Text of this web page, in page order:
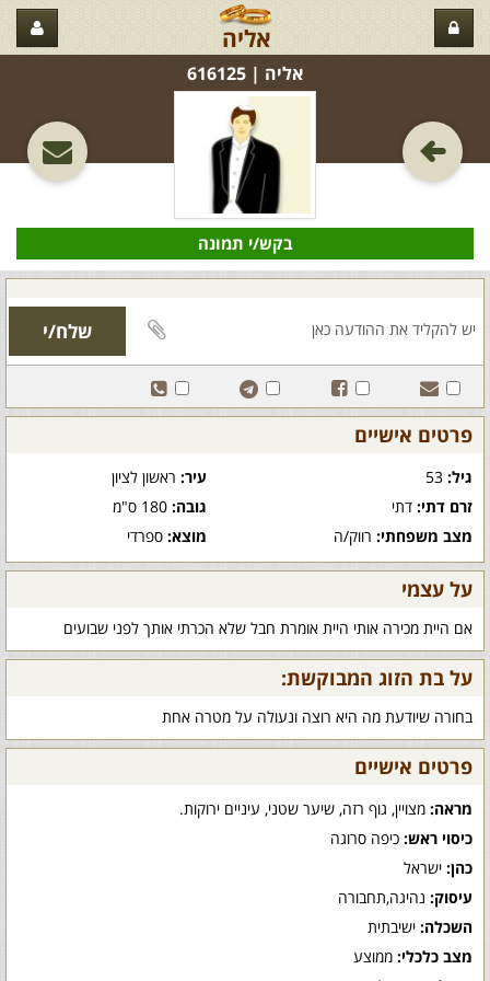
אליה
אליה‏ | 616125
בקש/י תמונה
פרטים אישיים
גיל: עיר:ראשון לציון
זרם דתי: דתי גובה:180 ס"מ
מצב משפחתי: רווק/ה מוצא:ספרדי
על עצמי
אם היית מכירה אותי היית אומרת חבל שלא הכרתי אותך לפני שבועים
על בת הזוג המבוקשת:
בחורה שיודעת מה היא רוצה ונעולה על מטרה אחת
פרטים אישיים
מראה: מצויין, גוף רזה, שיער שטני, עיניים ירוקות.
כיסוי ראש: כיפה סרוגה
כהן: ישראל
עיסוק: נהיגה,תחבורה
השכלה: ישיבתית
מצב כלכלי: ממוצע